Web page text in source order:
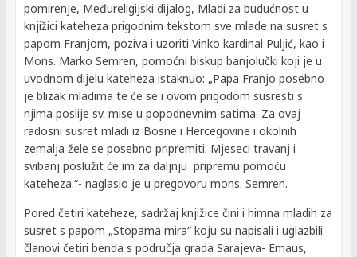
pomirenje, Međureligijski dijalog, Mladi za budućnost u
knjižici kateheza prigodnim tekstom sve mlade na susret s
papom Franjom, poziva i uzoriti Vinko kardinal Puljić, kao i
Mons. Marko Semren, pomoćni biskup banjolučki koji je u
uvodnom dijelu kateheza istaknuo: „Papa Franjo posebno
je blizak mladima te će se i ovom prigodom susresti s
njima poslije sv. mise u popodnevnim satima. Za ovaj
radosni susret mladi iz Bosne i Hercegovine i okolnih
zemalja žele se posebno pripremiti. Mjeseci travanj i
svibanj poslužit će im za daljnju pripremu pomoću
kateheza.“- naglasio je u pregovoru mons. Semren.
Pored četiri kateheze, sadržaj knjižice čini i himna mladih za
susret s papom „Stopama mira“ koju su napisali i uglazbili
članovi četiri benda s područja grada Sarajeva- Emaus,